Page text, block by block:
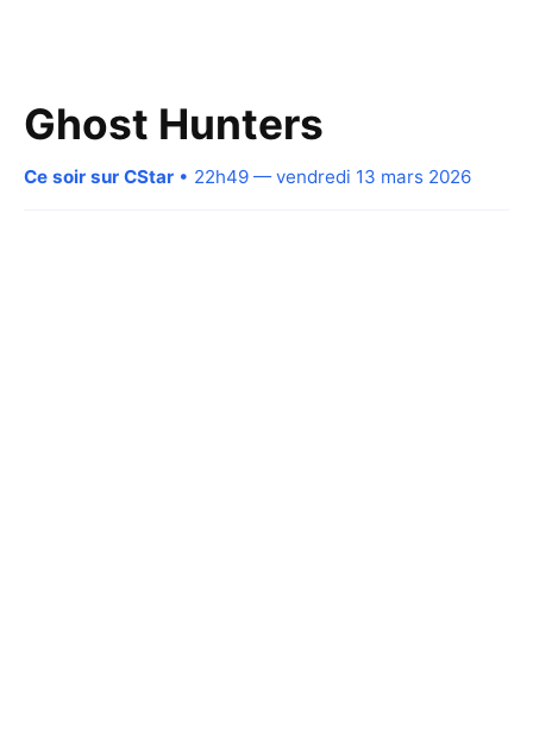
Ghost Hunters
Ce soir sur CStar • 22h49 — vendredi 13 mars 2026